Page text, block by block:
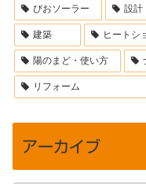
びおソーラー 設計
建築 ヒートシ
陽のまど・使い方
リフォーム
アーカイブ